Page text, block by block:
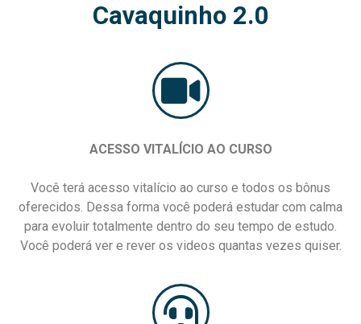
Cavaquinho 2.0
ACESSO VITALÍCIO AO CURSO
Você terá acesso vitalício ao curso e todos os bônus
oferecidos. Dessa forma você poderá estudar com calma
para evoluir totalmente dentro do seu tempo de estudo.
Você poderá ver e rever os videos quantas vezes quiser.